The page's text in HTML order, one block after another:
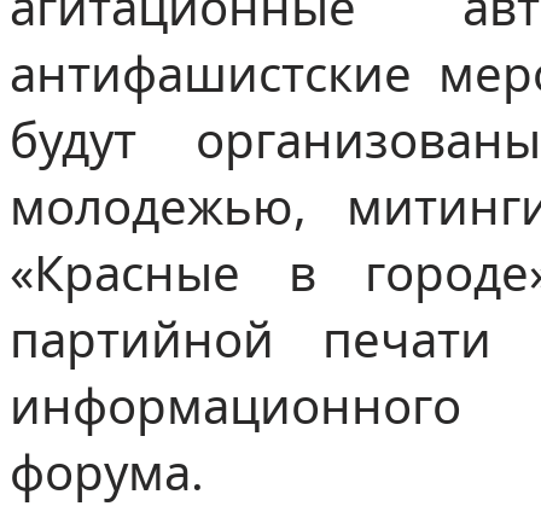
антифашистские
будут
молодежью,
«Красные в
партийной печати
форума.